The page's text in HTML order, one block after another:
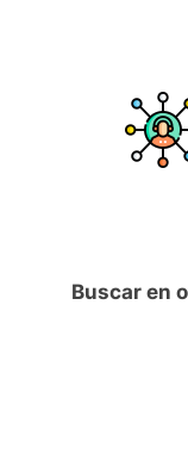
Buscar en